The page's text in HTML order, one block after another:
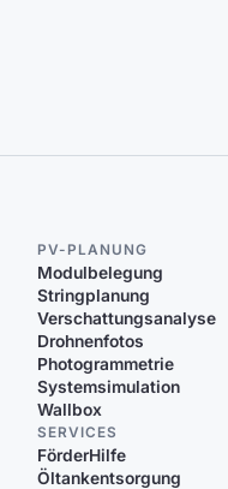
PV-PLANUNG
Modulbelegung
Stringplanung
Verschattungsanalyse
Drohnenfotos
Photogrammetrie
Systemsimulation
Wallbox
SERVICES
FörderHilfe
Öltankentsorgung